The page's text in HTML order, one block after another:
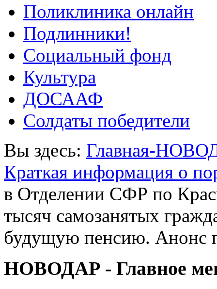
Поликлиника онлайн
Подлинники!
Социальный фонд
Культура
ДОСААФ
Солдаты победители
Вы здесь: Главная-
Краткая информация о
в Отделении СФР по
тысяч самозанятых
будущую пенсию. Анонс
НОВОДАР - Главное